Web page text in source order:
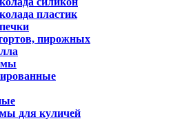
пластик
пирожных
для куличей